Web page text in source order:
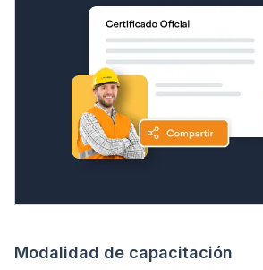
Modalidad de capacitación